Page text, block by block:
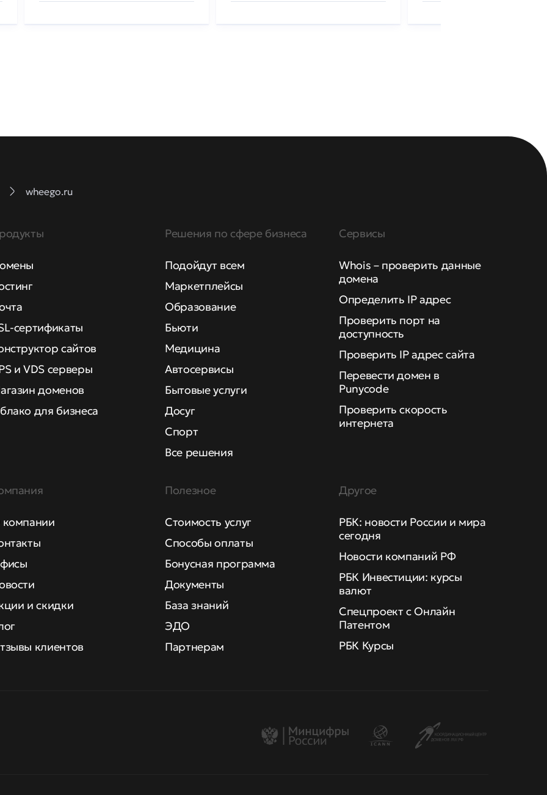
wheego.ru
сертификаты
сайтов
и VDS серверы
доменов
для бизнеса
Решения по сфере бизнеса
Подойдут всем
Маркетплейсы
Образование
Бьюти
Медицина
Автосервисы
Бытовые услуги
Досуг
Спорт
Все решения
Сервисы
Whois – проверить данные
домена
Определить IP адрес
Проверить порт на
доступность
Проверить IP адрес сайта
Перевести домен в
Punycode
Проверить скорость
интернета
и скидки
клиентов
Полезное
Стоимость услуг
Способы оплаты
Бонусная программа
Документы
База знаний
ЭДО
Партнерам
Другое
РБК: новости России и мира
сегодня
Новости компаний РФ
РБК Инвестиции: курсы
валют
Спецпроект с Онлайн
Патентом
РБК Курсы